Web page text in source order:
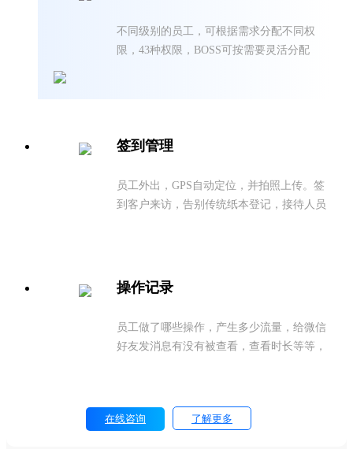
不同级别的员工，可根据需求分配不同权
限，43种权限，BOSS可按需要灵活分配
签到管理
员工外出，GPS自动定位，并拍照上传。签
到客户来访，告别传统纸本登记，接待人员
操作记录
员工做了哪些操作，产生多少流量，给微信
好友发消息有没有被查看，查看时长等等，
在线咨询 了解更多